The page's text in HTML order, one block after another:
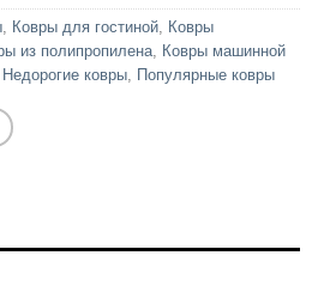
Ковры для гостиной Ковры
из полипропилена Ковры машинной
Недорогие ковры Популярные ковры